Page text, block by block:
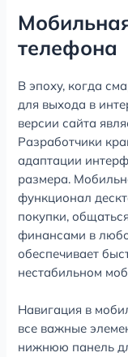
телефона
В эпоху, когда
для выхода в
версии сайта
Разработчики
адаптации
размера.
функционал
покупки,
финансами в
обеспечивает
нестабильном
Навигация в
все важные
нижнюю панель